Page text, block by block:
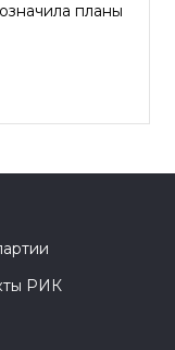
планы
РИК